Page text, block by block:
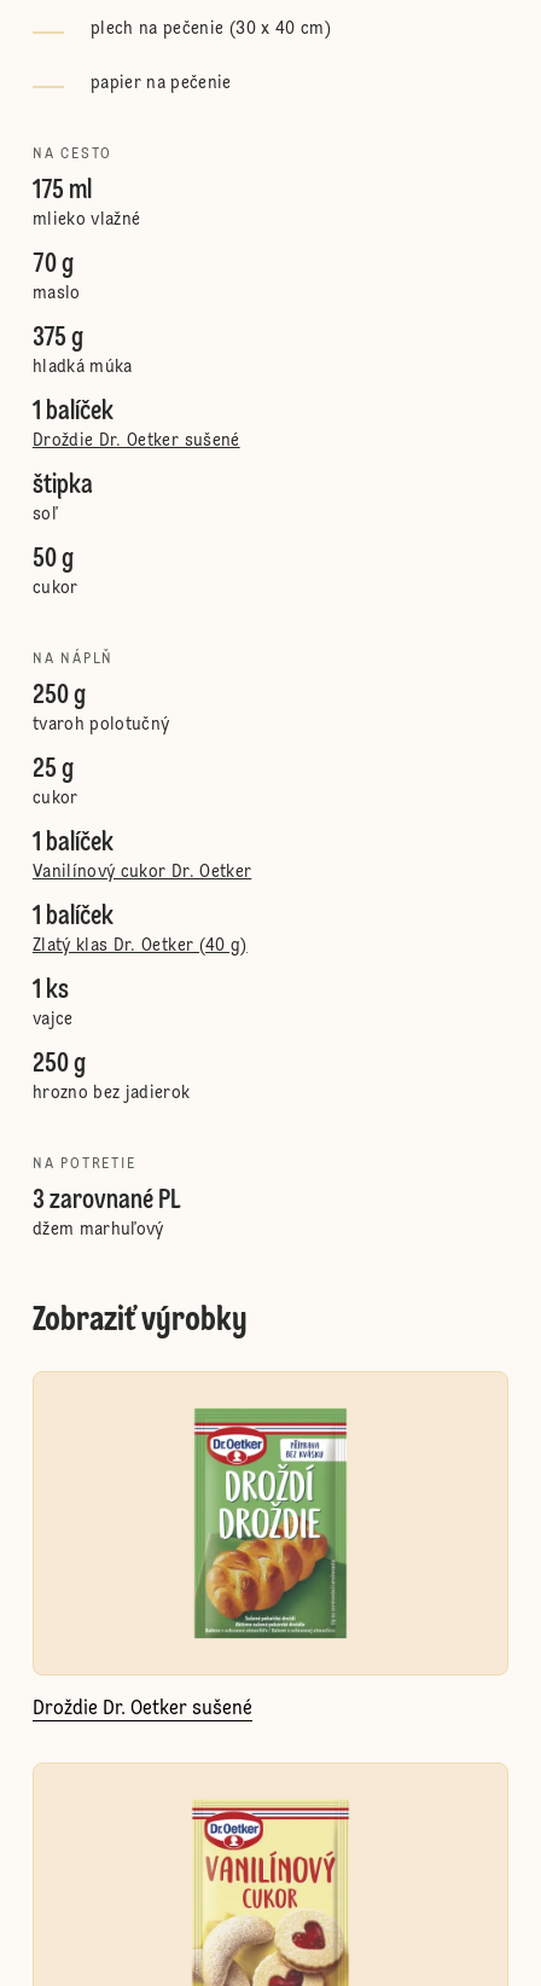
plech na pečenie (30 x 40 cm)
papier na pečenie
NA CESTO
175 ml
mlieko vlažné
70 g
maslo
375 g
hladká múka
1 balíček
Droždie Dr. Oetker sušené
štipka
soľ
50 g
cukor
NA NÁPLŇ
250 g
tvaroh polotučný
25 g
cukor
1 balíček
Vanilínový cukor Dr. Oetker
1 balíček
Zlatý klas Dr. Oetker (40 g)
1 ks
vajce
250 g
hrozno bez jadierok
NA POTRETIE
3 zarovnané PL
džem marhuľový
Zobraziť výrobky
Droždie Dr. Oetker sušené